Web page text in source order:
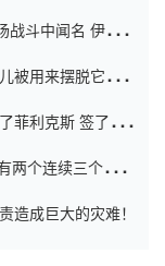
斗中闻名 伊万放
被用来摆脱它
菲利克斯 签了7年
两个连续三个连续
造成巨大的灾难！